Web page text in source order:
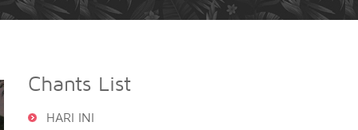
Chants List
HARI INI